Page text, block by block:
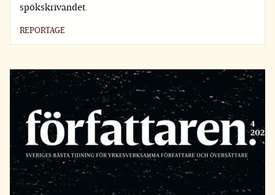
spökskrivandet.
REPORTAGE